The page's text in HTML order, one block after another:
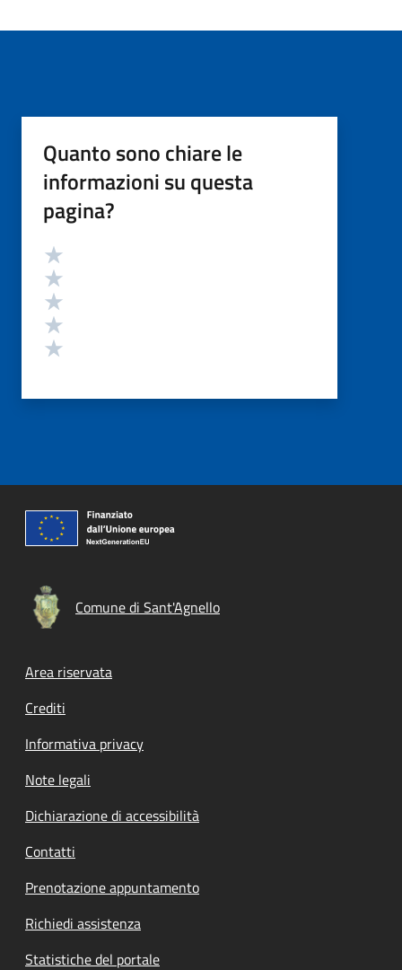
Quanto sono chiare le
informazioni su questa
pagina?
Valutazione
Comune di Sant'Agnello
Footer menu
Area riservata
Crediti
Informativa privacy
Note legali
Dichiarazione di accessibilità
Contatti
Prenotazione appuntamento
Richiedi assistenza
Statistiche del portale